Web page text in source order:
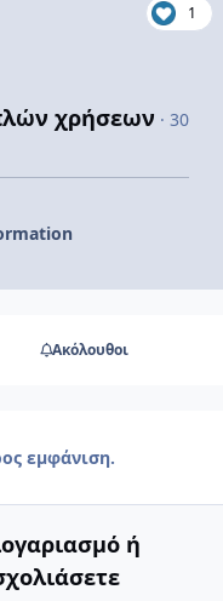
1
χρήσεων · 30
Ακόλουθοι
εμφάνιση.
ή